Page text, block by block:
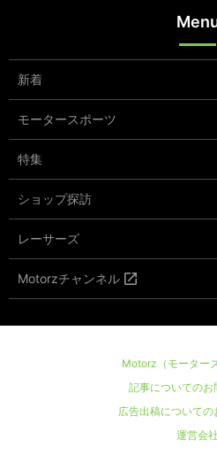
新着
モータースポーツ
特集
ショップ探訪
レーサーズ
Motorzチャンネル
Motorz（モーター
記事についてのお
広告出稿について
運営会社